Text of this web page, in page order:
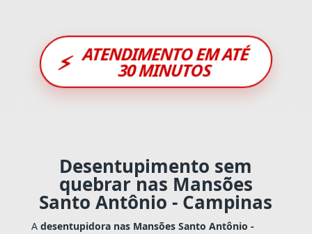
⚡ ATENDIMENTO EM ATÉ
30 MINUTOS
Desentupimento sem
quebrar nas Mansões
Santo Antônio - Campinas
A desentupidora nas Mansões Santo Antônio -